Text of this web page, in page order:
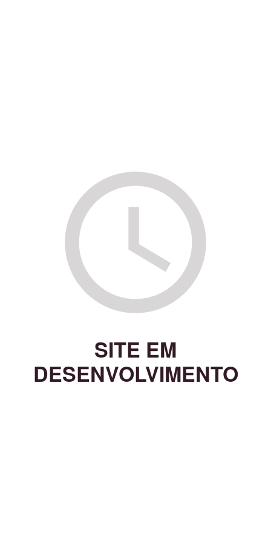
SITE EM
DESENVOLVIMENTO